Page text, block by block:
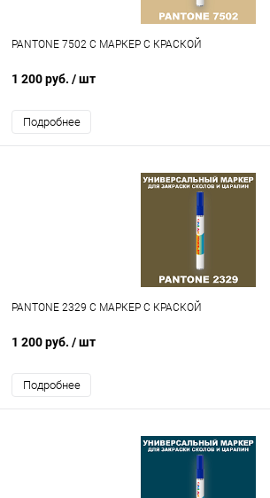
PANTONE 7502 C МАРКЕР С КРАСКОЙ
1 200 руб. / шт
Подробнее
PANTONE 2329 C МАРКЕР С КРАСКОЙ
1 200 руб. / шт
Подробнее